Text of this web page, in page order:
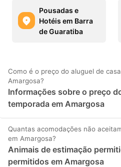
Pousadas e
Hotéis em Barra
de Guaratiba
Como é o preço do aluguel de
Amargosa?
Informações sobre o preço
temporada em Amargosa
Quantas acomodações não
em Amargosa?
Animais de estimação
permitidos em Amargosa